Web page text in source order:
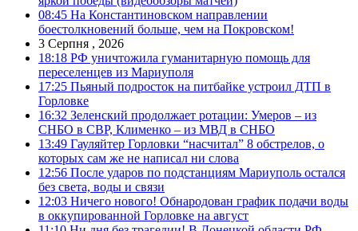
08:45 На Константиновском направлении
боестолкновений больше, чем на Покровском!
3 Серпня , 2026
18:18 РФ уничтожила гуманитарную помощь для
переселенцев из Мариуполя
17:25 Пьяный подросток на питбайке устроил ДТП в
Горловке
16:32 Зеленский продолжает ротации: Умеров – из
СНБО в СВР, Клименко – из МВД в СНБО
13:49 Гауляйтер Горловки “насчитал” 8 обстрелов, о
которых сам же не написал ни слова
12:56 После ударов по подстанциям Мариуполь остался
без света, воды и связи
12:03 Ничего нового! Обнародован график подачи воды
в оккупированной Горловке на август